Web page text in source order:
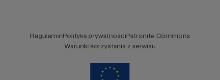
RegulaminPolityka prywatnościPatronite Commons
Warunki korzystania z serwisu